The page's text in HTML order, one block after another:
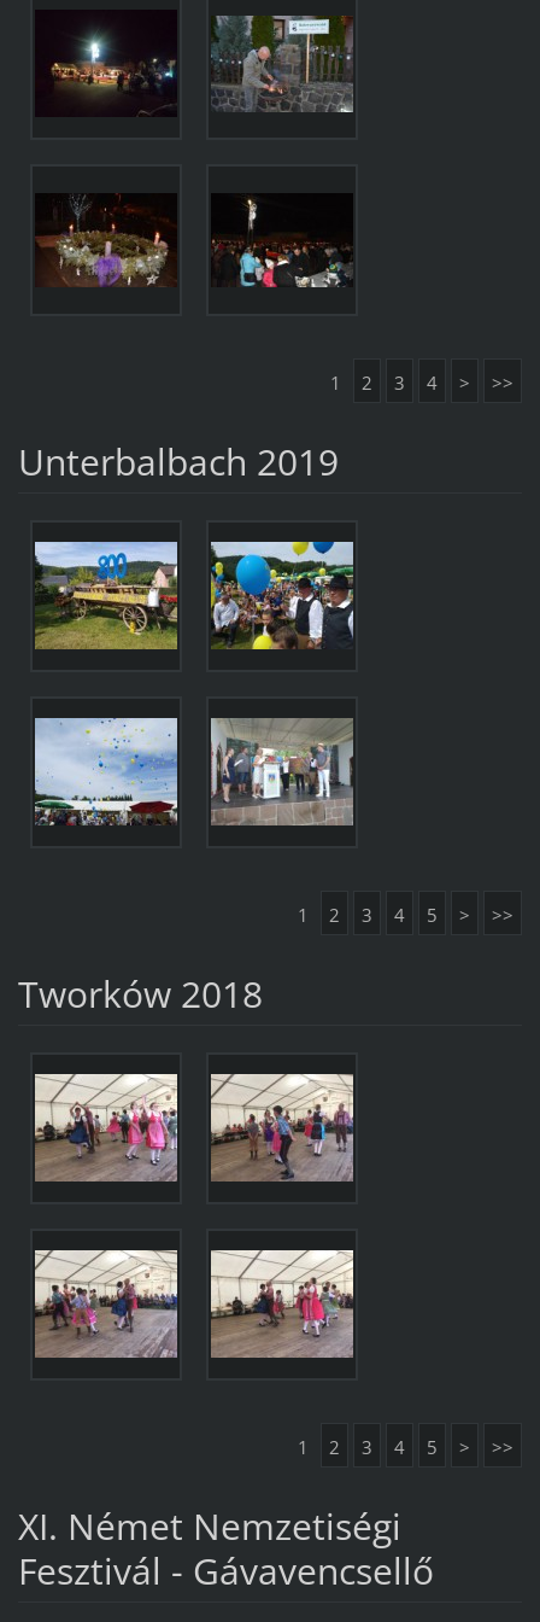
1 2 3 4 > >>
Unterbalbach 2019
1 2 3 4 5 > >>
Tworków 2018
1 2 3 4 5 > >>
XI. Német Nemzetiségi
Fesztivál - Gávavencsellő